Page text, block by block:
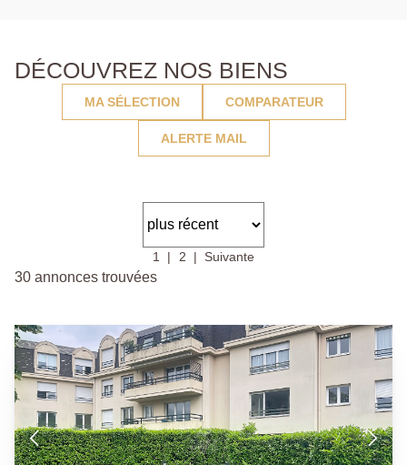
DÉCOUVREZ NOS BIENS
MA SÉLECTION COMPARATEUR
ALERTE MAIL
1 2 Suivante
30 annonces trouvées